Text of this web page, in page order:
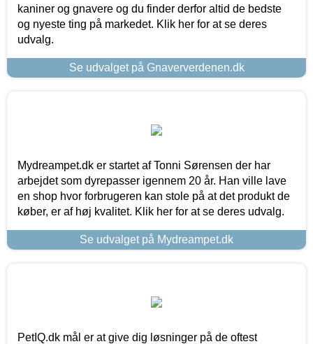
kaniner og gnavere og du finder derfor altid de bedste
og nyeste ting på markedet. Klik her for at se deres
udvalg.
Se udvalget på Gnaververdenen.dk
Mydreampet.dk er startet af Tonni Sørensen der har
arbejdet som dyrepasser igennem 20 år. Han ville lave
en shop hvor forbrugeren kan stole på at det produkt de
køber, er af høj kvalitet. Klik her for at se deres udvalg.
Se udvalget på Mydreampet.dk
PetIQ.dk mål er at give dig løsninger på de oftest